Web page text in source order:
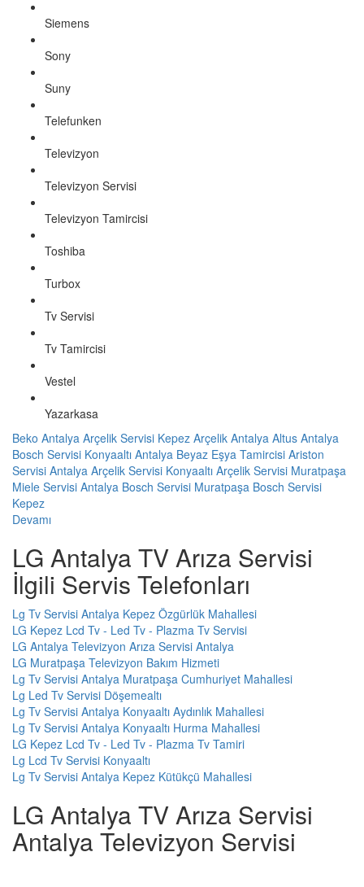
Siemens
Sony
Suny
Telefunken
Televizyon
Televizyon Servisi
Televizyon Tamircisi
Toshiba
Turbox
Tv Servisi
Tv Tamircisi
Vestel
Yazarkasa
Beko Antalya Arçelik Servisi Kepez Arçelik Antalya Altus Antalya
Bosch Servisi Konyaaltı Antalya Beyaz Eşya Tamircisi Ariston
Servisi Antalya Arçelik Servisi Konyaaltı Arçelik Servisi Muratpaşa
Miele Servisi Antalya Bosch Servisi Muratpaşa Bosch Servisi
Kepez
Devamı
LG Antalya TV Arıza Servisi
İlgili Servis Telefonları
Lg Tv Servisi Antalya Kepez Özgürlük Mahallesi
LG Kepez Lcd Tv - Led Tv - Plazma Tv Servisi
LG Antalya Televizyon Arıza Servisi Antalya
LG Muratpaşa Televizyon Bakım Hizmeti
Lg Tv Servisi Antalya Muratpaşa Cumhuriyet Mahallesi
Lg Led Tv Servisi Döşemealtı
Lg Tv Servisi Antalya Konyaaltı Aydınlık Mahallesi
Lg Tv Servisi Antalya Konyaaltı Hurma Mahallesi
LG Kepez Lcd Tv - Led Tv - Plazma Tv Tamiri
Lg Lcd Tv Servisi Konyaaltı
Lg Tv Servisi Antalya Kepez Kütükçü Mahallesi
LG Antalya TV Arıza Servisi
Antalya Televizyon Servisi